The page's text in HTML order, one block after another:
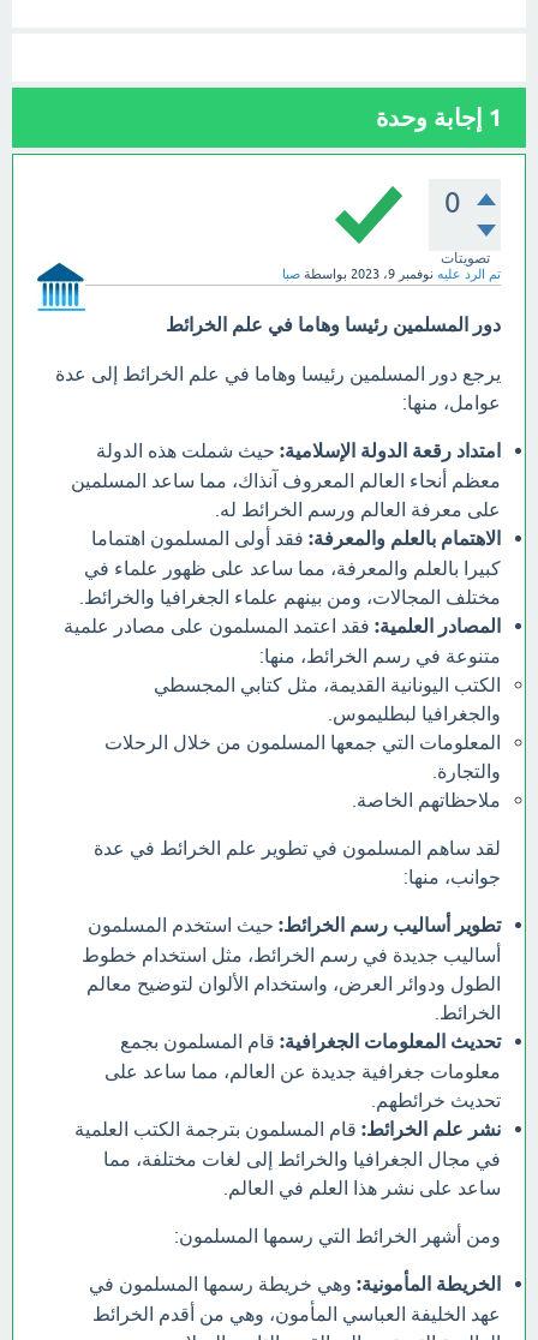
1 إجابة وحدة
0
تصويتات
تم الرد عليه نوفمبر 9، 2023 بواسطة صبا
دور المسلمين رئيسا وهاما في علم الخرائط
يرجع دور المسلمين رئيسا وهاما في علم الخرائط إلى عدة
عوامل، منها:
امتداد رقعة الدولة الإسلامية: حيث شملت هذه الدولة
معظم أنحاء العالم المعروف آنذاك، مما ساعد المسلمين
على معرفة العالم ورسم الخرائط له.
الاهتمام بالعلم والمعرفة: فقد أولى المسلمون اهتماما
كبيرا بالعلم والمعرفة، مما ساعد على ظهور علماء في
مختلف المجالات، ومن بينهم علماء الجغرافيا والخرائط.
المصادر العلمية: فقد اعتمد المسلمون على مصادر علمية
متنوعة في رسم الخرائط، منها:
الكتب اليونانية القديمة، مثل كتابي المجسطي
والجغرافيا لبطليموس.
المعلومات التي جمعها المسلمون من خلال الرحلات
والتجارة.
ملاحظاتهم الخاصة.
لقد ساهم المسلمون في تطوير علم الخرائط في عدة
جوانب، منها:
تطوير أساليب رسم الخرائط: حيث استخدم المسلمون
أساليب جديدة في رسم الخرائط، مثل استخدام خطوط
الطول ودوائر العرض، واستخدام الألوان لتوضيح معالم
الخرائط.
تحديث المعلومات الجغرافية: قام المسلمون بجمع
معلومات جغرافية جديدة عن العالم، مما ساعد على
تحديث خرائطهم.
نشر علم الخرائط: قام المسلمون بترجمة الكتب العلمية
في مجال الجغرافيا والخرائط إلى لغات مختلفة، مما
ساعد على نشر هذا العلم في العالم.
ومن أشهر الخرائط التي رسمها المسلمون:
الخريطة المأمونية: وهي خريطة رسمها المسلمون في
عهد الخليفة العباسي المأمون، وهي من أقدم الخرائط